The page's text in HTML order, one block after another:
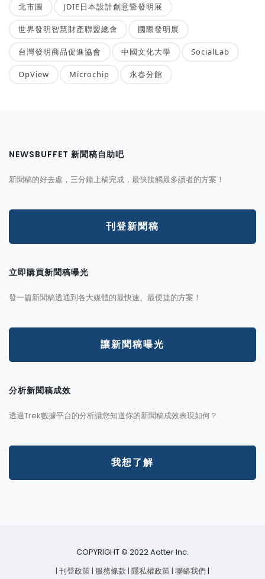
北市圖 JDIE日本設計創意暨發明展
世界發明智慧財產聯盟總會 國際發明展
台灣發明商品促進協會 中國文化大學 SocialLab
OpView Microchip 永春分館
NEWSBUFFET 新聞稿自助吧
新聞稿的好去處，三分鐘上稿完成，最快接觸最多讀者的方案！
刊登新聞稿
立即購買新聞稿曝光
發一篇新聞稿透通到各大媒體的最快速、最便捷的方案！
讓新聞稿曝光
分析新聞稿成效
透過Trek數據平台的分析讓您知道你的新聞稿成效表現如何？
我想了解
COPYRIGHT © 2022 Aotter Inc.
| 刊登政策| 服務條款| 隱私權政策| 聯絡我們 |